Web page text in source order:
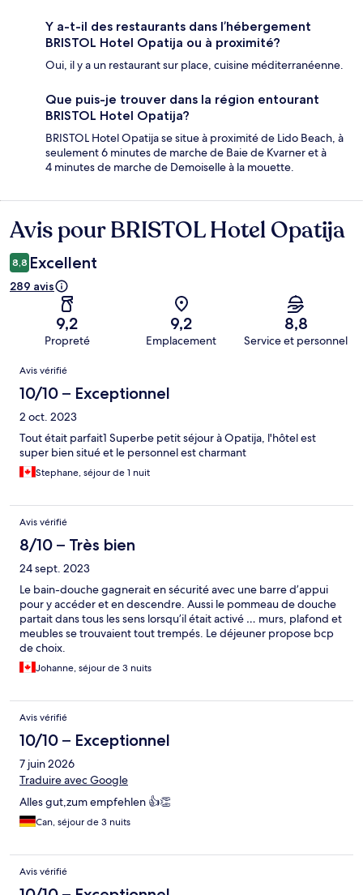
Y a-t-il des restaurants dans l’hébergement
BRISTOL Hotel Opatija ou à proximité?
Oui, il y a un restaurant sur place, cuisine méditerranéenne.
Que puis-je trouver dans la région entourant
BRISTOL Hotel Opatija?
BRISTOL Hotel Opatija se situe à proximité de Lido Beach, à
seulement 6 minutes de marche de Baie de Kvarner et à
4 minutes de marche de Demoiselle à la mouette.
Avis
Avis pour BRISTOL Hotel Opatija
8,8 Excellent
289 avis
9,2
Propreté
9,2
Emplacement
8,8
Service et personnel
Avis
Avis vérifié
10/10 – Exceptionnel
2 oct. 2023
Tout était parfait1 Superbe petit séjour à Opatija, l'hôtel est
super bien situé et le personnel est charmant
Stephane, séjour de 1 nuit
Avis vérifié
8/10 – Très bien
24 sept. 2023
Le bain-douche gagnerait en sécurité avec une barre d’appui
pour y accéder et en descendre. Aussi le pommeau de douche
partait dans tous les sens lorsqu’il était activé … murs, plafond et
meubles se trouvaient tout trempés. Le déjeuner propose bcp
de choix.
Johanne, séjour de 3 nuits
Avis vérifié
10/10 – Exceptionnel
7 juin 2026
Traduire avec Google
Alles gut,zum empfehlen 👍👏
Can, séjour de 3 nuits
Avis vérifié